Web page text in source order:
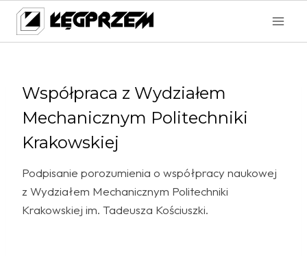
Przejdź
treści
Współpraca z Wydziałem
Mechanicznym Politechniki
Krakowskiej
Podpisanie porozumienia o współpracy naukowej
z Wydziałem Mechanicznym Politechniki
Krakowskiej im. Tadeusza Kościuszki.